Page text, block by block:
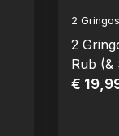
2
2
Rub (&
€